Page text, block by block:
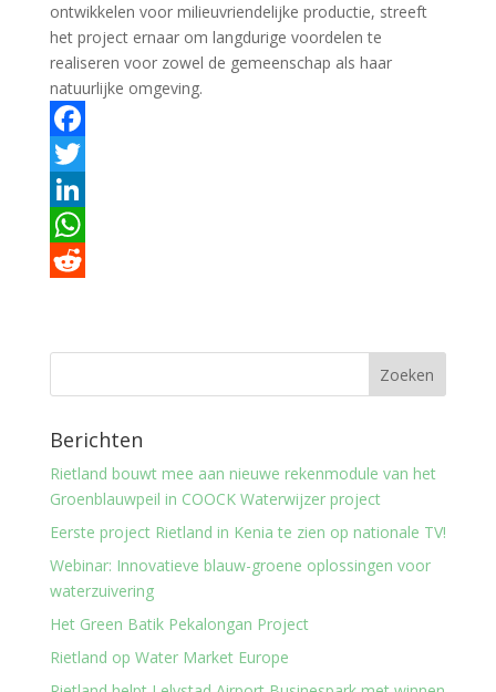
ontwikkelen voor milieuvriendelijke productie, streeft
het project ernaar om langdurige voordelen te
realiseren voor zowel de gemeenschap als haar
natuurlijke omgeving.
F
a
c
e
k
T
w
r
L
d
I
n
W
s
A
p
p
d
i
t
Berichten
Rietland bouwt mee aan nieuwe rekenmodule van het
Groenblauwpeil in COOCK Waterwijzer project
Eerste project Rietland in Kenia te zien op nationale TV!
Webinar: Innovatieve blauw-groene oplossingen voor
waterzuivering
Het Green Batik Pekalongan Project
Rietland op Water Market Europe